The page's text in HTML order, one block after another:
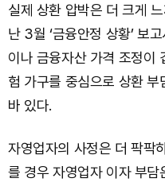
실제 상환 압박은 더 크게
난 3월 ‘금융안정 상황’ 보
이나 금융자산 가격 조정이
험 가구를 중심으로 상환
바 있다.
자영업자의 사정은 더 팍팍
를 경우 자영업자 이자 부